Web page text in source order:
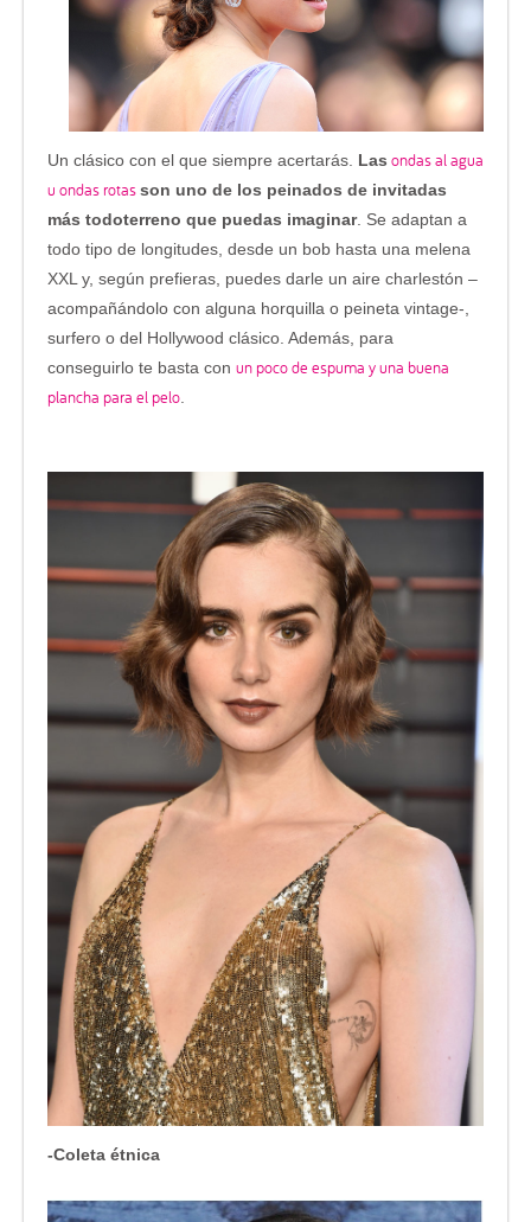
Un clásico con el que siempre acertarás. Las ondas al agua
u ondas rotasson uno de los peinados de invitadas
más todoterreno que puedas imaginar. Se adaptan a
todo tipo de longitudes, desde un bob hasta una melena
XXL y, según prefieras, puedes darle un aire charlestón –
acompañándolo con alguna horquilla o peineta vintage-,
surfero o del Hollywood clásico. Además, para
conseguirlo te basta con un poco de espuma y una buena
plancha para el pelo
-Coleta étnica